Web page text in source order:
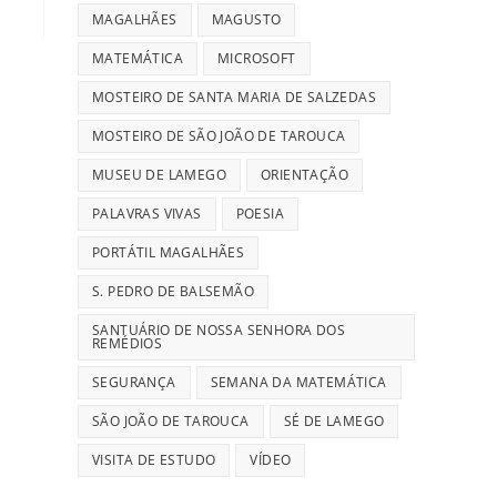
MAGALHÃES MAGUSTO
MATEMÁTICA MICROSOFT
MOSTEIRO DE SANTA MARIA DE SALZEDAS
MOSTEIRO DE SÃO JOÃO DE TAROUCA
MUSEU DE LAMEGO ORIENTAÇÃO
PALAVRAS VIVAS POESIA
PORTÁTIL MAGALHÃES
S. PEDRO DE BALSEMÃO
SANTUÁRIO DE NOSSA SENHORA DOS
REMÉDIOS
SEGURANÇA SEMANA DA MATEMÁTICA
SÃO JOÃO DE TAROUCA SÉ DE LAMEGO
VISITA DE ESTUDO VÍDEO